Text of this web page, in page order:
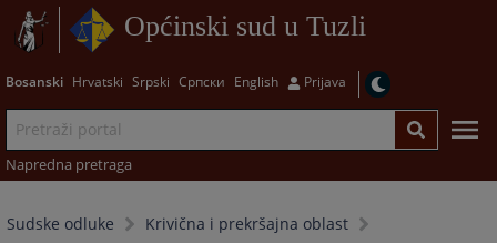
Općinski sud u Tuzli
Bosanski Hrvatski Srpski Српски English Prijava
Napredna pretraga
Sudske odluke
Krivična i prekršajna oblast